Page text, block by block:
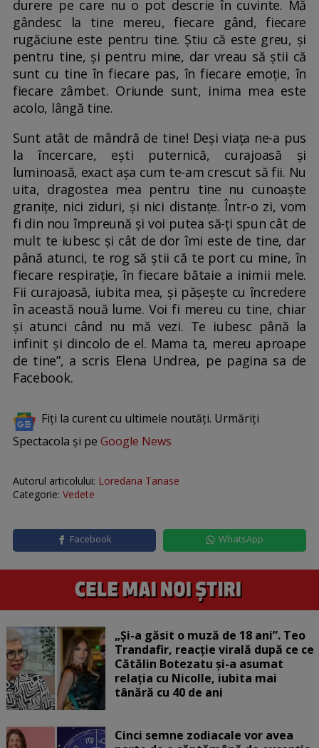
durere pe care nu o pot descrie în cuvinte. Mă
gândesc la tine mereu, fiecare gând, fiecare
rugăciune este pentru tine. Știu că este greu, și
pentru tine, și pentru mine, dar vreau să știi că
sunt cu tine în fiecare pas, în fiecare emoție, în
fiecare zâmbet. Oriunde sunt, inima mea este
acolo, lângă tine.
Sunt atât de mândră de tine! Deși viața ne-a pus
la încercare, ești puternică, curajoasă și
luminoasă, exact așa cum te-am crescut să fii. Nu
uita, dragostea mea pentru tine nu cunoaște
granițe, nici ziduri, și nici distanțe. Într-o zi, vom
fi din nou împreună și voi putea să-ți spun cât de
mult te iubesc și cât de dor îmi este de tine, dar
până atunci, te rog să știi că te port cu mine, în
fiecare respirație, în fiecare bătaie a inimii mele.
Fii curajoasă, iubita mea, și pășește cu încredere
în această nouă lume. Voi fi mereu cu tine, chiar
și atunci când nu mă vezi. Te iubesc până la
infinit și dincolo de el. Mama ta, mereu aproape
de tine”, a scris Elena Undrea, pe pagina sa de
Facebook.
Fiți la curent cu ultimele noutăți. Urmăriți
Spectacola și pe Google News
Autorul articolului: Loredana Tanase
Categorie: Vedete
Facebook WhatsApp
„Și-a găsit o muză de 18 ani”. Teo
Trandafir, reacție virală după ce ce
Cătălin Botezatu și-a asumat
relația cu Nicolle, iubita mai
tânără cu 40 de ani
Cinci semne zodiacale vor avea